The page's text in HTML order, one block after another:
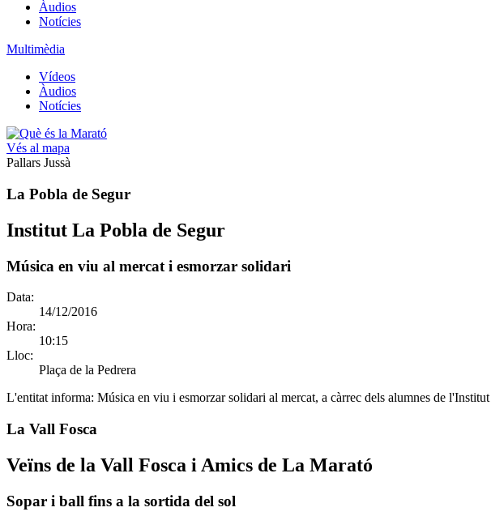
Àudios
Notícies
Multimèdia
Vídeos
Àudios
Notícies
Vés al mapa
Pallars Jussà
La Pobla de Segur
Institut La Pobla de Segur
Música en viu al mercat i esmorzar solidari
Data:
14/12/2016
Hora:
10:15
Lloc:
Plaça de la Pedrera
L'entitat informa: Música en viu i esmorzar solidari al mercat, a càrrec dels alumnes de
La Vall Fosca
Veïns de la Vall Fosca i Amics de La Marató
Sopar i ball fins a la sortida del sol